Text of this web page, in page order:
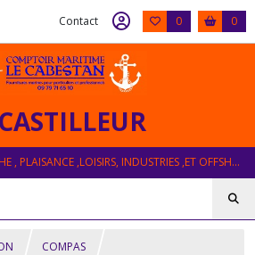
Contact 0 0
EQUIPEMENT BATEAU , PÊCHE , PLAISANCE ,LOISIRS, INDUSTRIES ,ET OFFSHORE
COMPAS